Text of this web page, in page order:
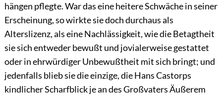
hängen pflegte. War das eine heitere Schwäche in seiner
Erscheinung, so wirkte sie doch durchaus als
Alterslizenz, als eine Nachlässigkeit, wie die Betagtheit
sie sich entweder bewußt und jovialerweise gestattet
oder in ehrwürdiger Unbewußtheit mit sich bringt; und
jedenfalls blieb sie die einzige, die Hans Castorps
kindlicher Scharfblickje an des Großvaters Äußerem